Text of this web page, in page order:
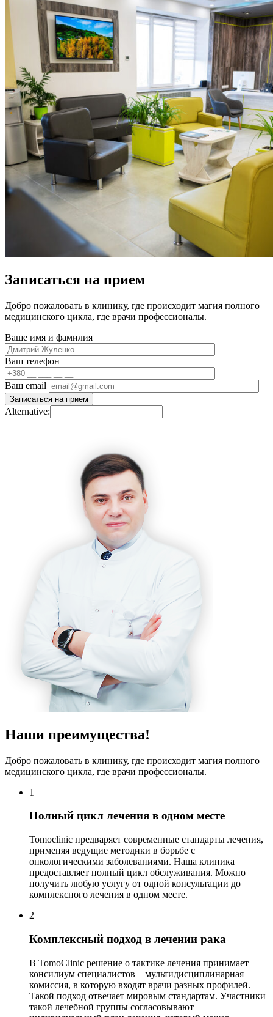
Записаться на прием
Добро пожаловать в клинику, где происходит магия полного
медицинского цикла, где врачи профессионалы.
Ваше имя и фамилия
Ваш телефон
Ваш email
Alternative:
Наши преимущества!
Добро пожаловать в клинику, где происходит магия полного
медицинского цикла, где врачи профессионалы.
1
Полный цикл лечения в одном месте
Tomoclinic предваряет современные стандарты лечения,
применяя ведущие методики в борьбе с
онкологическими заболеваниями. Наша клиника
предоставляет полный цикл обслуживания. Можно
получить любую услугу от одной консультации до
комплексного лечения в одном месте.
2
Комплексный подход в лечении рака
В TomoClinic решение о тактике лечения принимает
консилиум специалистов – мультидисциплинарная
комиссия, в которую входят врачи разных профилей.
Такой подход отвечает мировым стандартам. Участники
такой лечебной группы согласовывают